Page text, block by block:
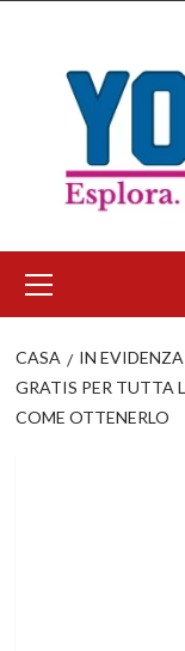
contenuto
principale
CASA IN EVIDENZA
GRATIS PER TUTTA
COME OTTENERLO